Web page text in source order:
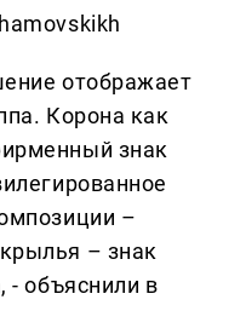
отображает
Корона как
знак
–
– знак
- объяснили в